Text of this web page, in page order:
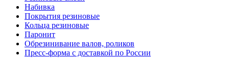
Набивка
Покрытия резиновые
Кольца резиновые
Паронит
Обрезинивание валов, роликов
Пресс-форма с доставкой по России